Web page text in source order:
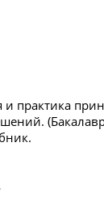
практика